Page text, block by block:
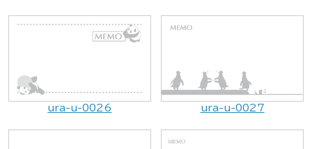
ura-u-0026 ura-u-0027